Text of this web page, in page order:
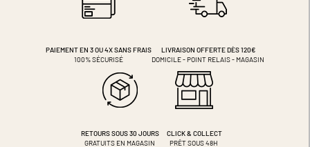
PAIEMENT EN 3 OU 4XSANS FRAIS
100% SÉCURISÉ
LIVRAISON OFFERTE DÈS 120€
DOMICILE - POINT RELAIS - MAGASIN
RETOURS SOUS 30 JOURS
GRATUITS EN MAGASIN
CLICK & COLLECT
PRÊT SOUS 48H